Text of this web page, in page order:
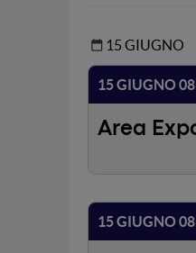
15 GIUGNO
15 GIUGNO
Area
15 GIUGNO